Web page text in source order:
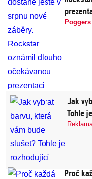
Poggers
Jak
Tohle
Reklama
Proč